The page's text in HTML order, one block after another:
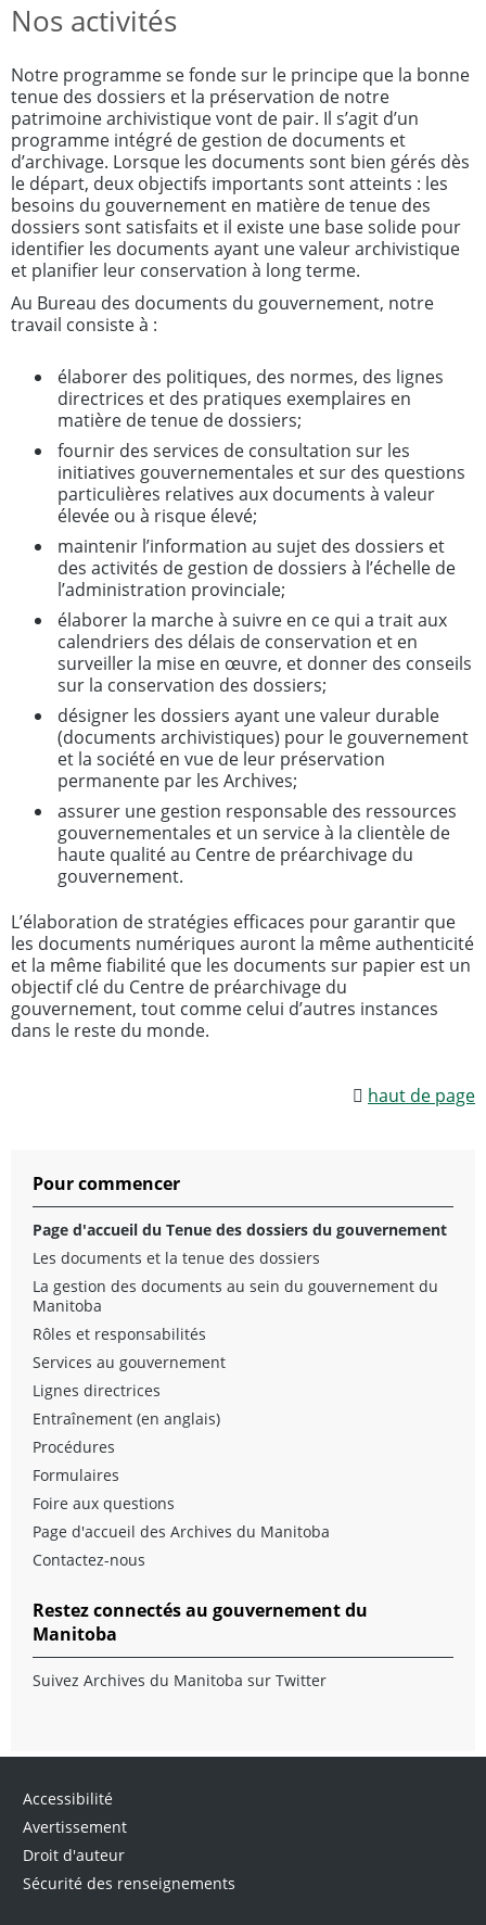
Nos activités
Notre programme se fonde sur le principe que la bonne
tenue des dossiers et la préservation de notre
patrimoine archivistique vont de pair. Il s’agit d’un
programme intégré de gestion de documents et
d’archivage. Lorsque les documents sont bien gérés dès
le départ, deux objectifs importants sont atteints : les
besoins du gouvernement en matière de tenue des
dossiers sont satisfaits et il existe une base solide pour
identifier les documents ayant une valeur archivistique
et planifier leur conservation à long terme.
Au Bureau des documents du gouvernement, notre
travail consiste à :
élaborer des politiques, des normes, des lignes
directrices et des pratiques exemplaires en
matière de tenue de dossiers;
fournir des services de consultation sur les
initiatives gouvernementales et sur des questions
particulières relatives aux documents à valeur
élevée ou à risque élevé;
maintenir l’information au sujet des dossiers et
des activités de gestion de dossiers à l’échelle de
l’administration provinciale;
élaborer la marche à suivre en ce qui a trait aux
calendriers des délais de conservation et en
surveiller la mise en œuvre, et donner des conseils
sur la conservation des dossiers;
désigner les dossiers ayant une valeur durable
(documents archivistiques) pour le gouvernement
et la société en vue de leur préservation
permanente par les Archives;
assurer une gestion responsable des ressources
gouvernementales et un service à la clientèle de
haute qualité au Centre de préarchivage du
gouvernement.
L’élaboration de stratégies efficaces pour garantir que
les documents numériques auront la même authenticité
et la même fiabilité que les documents sur papier est un
objectif clé du Centre de préarchivage du
gouvernement, tout comme celui d’autres instances
dans le reste du monde.
haut de page
Pour commencer
Page d'accueil du Tenue des dossiers du gouvernement
Les documents et la tenue des dossiers
La gestion des documents au sein du gouvernement du
Manitoba
Rôles et responsabilités
Services au gouvernement
Lignes directrices
Entraînement (en anglais)
Procédures
Formulaires
Foire aux questions
Page d'accueil des Archives du Manitoba
Contactez-nous
Restez connectés au gouvernement du
Manitoba
Suivez Archives du Manitoba sur Twitter
Accessibilité
Avertissement
Droit d'auteur
Sécurité des renseignements